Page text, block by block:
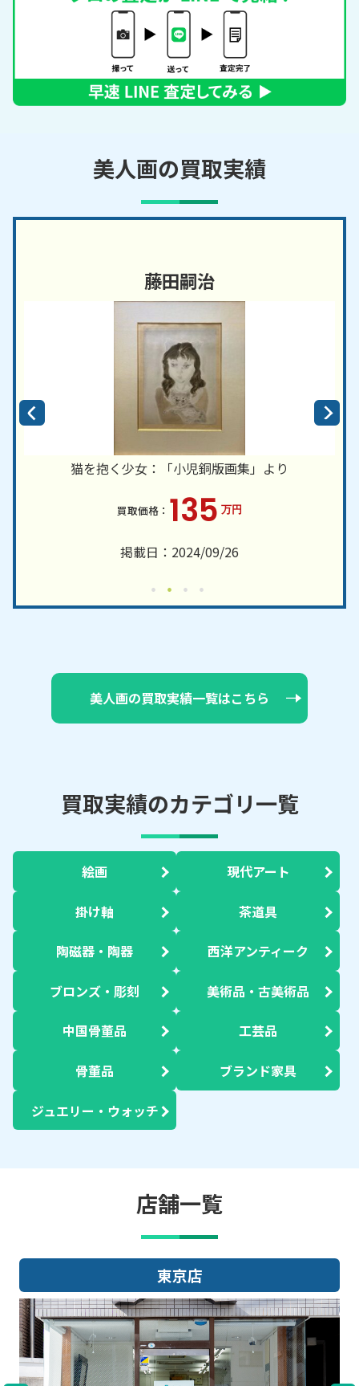
美人画の買取実績
藤田嗣治
猫を抱く少女：「小児銅版画集」より
135 万円
掲載日：2024/09/26
美人画の買取実績一覧はこちら
買取実績のカテゴリ一覧
絵画 現代アート
掛け軸 茶道具
陶磁器・陶器 西洋アンティーク
ブロンズ・彫刻 美術品・古美術品
中国骨董品 工芸品
骨董品 ブランド家具
ジュエリー・ウォッチ
店舗一覧